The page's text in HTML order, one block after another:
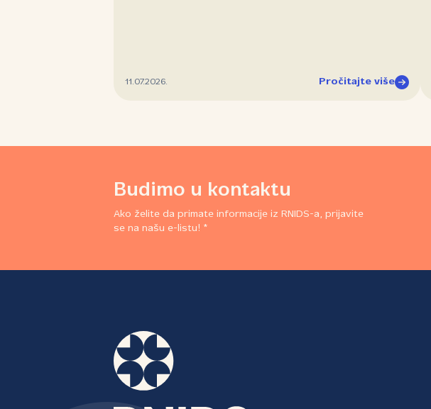
11.07.2026. Pročitajte više
Budimo u kontaktu
Ako želite da primate informacije iz RNIDS-a, prijavite
se na našu e-listu! *